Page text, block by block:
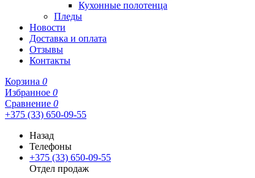
Кухонные полотенца
Пледы
Новости
Доставка и оплата
Отзывы
Контакты
Корзина 0
Избранное 0
Сравнение 0
+375 (33) 650-09-55
Назад
Телефоны
+375 (33) 650-09-55
Отдел продаж